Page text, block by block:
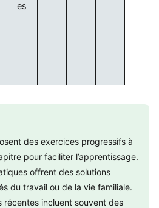
es
des exercices progressifs à
pour faciliter l’apprentissage.
offrent des solutions
du travail ou de la vie familiale.
récentes incluent souvent des